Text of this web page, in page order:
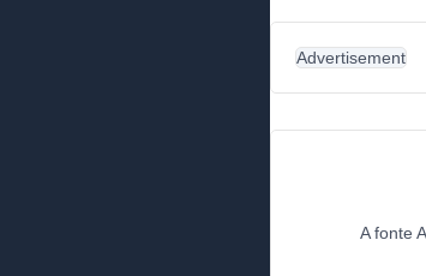
Advertisement
A fonte